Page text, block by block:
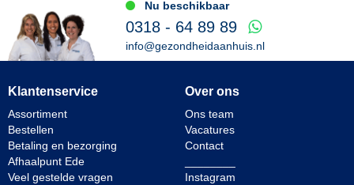
Nu beschikbaar
0318 - 64 89 89
info@gezondheidaanhuis.nl
Klantenservice
Assortiment
Bestellen
Betaling en bezorging
Afhaalpunt Ede
Veel gestelde vragen
Over ons
Ons team
Vacatures
Contact
Instagram